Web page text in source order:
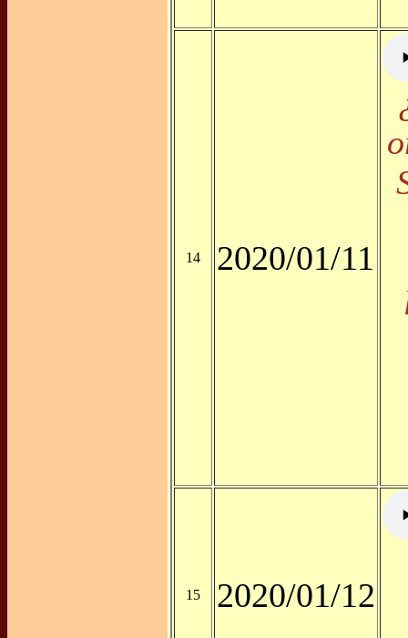
14 2020/01/11
15 2020/01/12